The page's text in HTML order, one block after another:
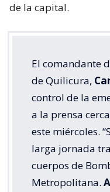
de la capital.
El comandante
de Quilicura,
control de la
a la prensa
este miércoles.
larga jornada
cuerpos de
Metropolitana.